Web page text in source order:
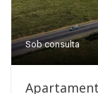
Sob consulta